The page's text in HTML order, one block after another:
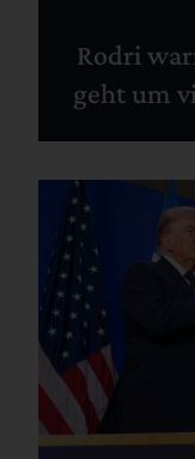
Rodri
geht um